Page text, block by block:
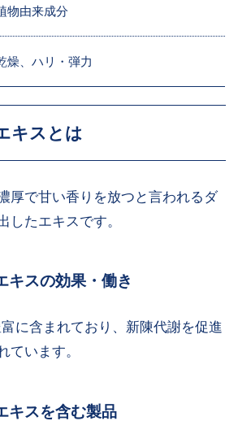
物由来成分
燥、ハリ・弾力
キスとは
厚で甘い香りを放つと言われるダ
したエキスです。
キスの効果・働き
に含まれており、新陳代謝を促進
ています。
キスを含む製品